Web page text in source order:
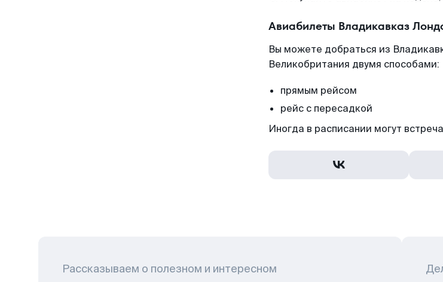
Авиабилеты Владикавказ
Вы можете добраться из
Великобритания двумя способами:
прямым рейсом
рейс с пересадкой
Иногда в расписании могут
Рассказываем о полезном и интересном